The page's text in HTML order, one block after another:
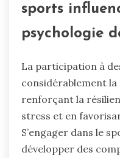
sports
psychologie
La participation à
considérablement la
renforçant la
stress et en
S’engager dans le
développer des